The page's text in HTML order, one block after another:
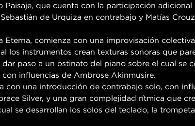
Paisaje, que cuenta con la participación adicional
de Urquiza en contrabajo y Matías
Eterna, comienza con una improvisación
los instrumentos crean texturas sonoras que
paso a un ostinato del piano sobre el cual se
influencias de Ambrose Akinmusire.
con una introducción de contrabajo solo, con
Silver, y una gran complejidad rítmica que
se desarrollan los solos del teclado, la